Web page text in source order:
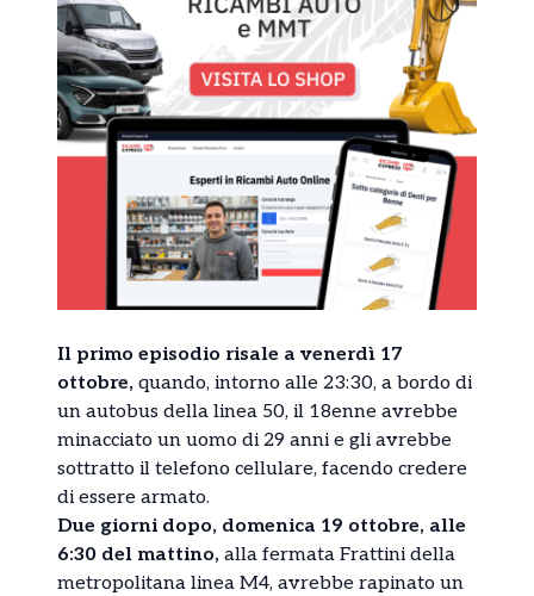
Il primo episodio risale a venerdì 17
ottobre, quando, intorno alle 23:30, a bordo di
un autobus della linea 50, il 18enne avrebbe
minacciato un uomo di 29 anni e gli avrebbe
sottratto il telefono cellulare, facendo credere
di essere armato.
Due giorni dopo, domenica 19 ottobre, alle
6:30 del mattino, alla fermata Frattini della
metropolitana linea M4, avrebbe rapinato un